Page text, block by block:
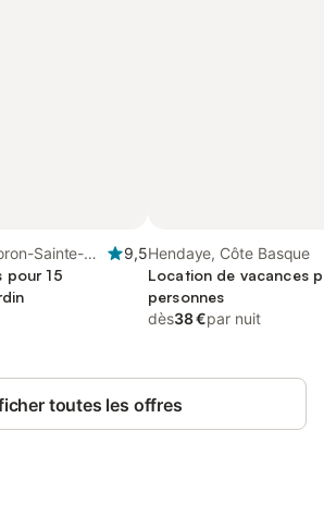
Sainte-
9,5
pour 15
Hendaye, Côte Basque
Location de vacances
personnes
dès38 €par nuit
toutes les offres